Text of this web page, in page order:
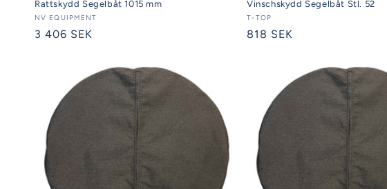
Rattskydd Segelbåt 1015 mm
Säljare:
NV EQUIPMENT
Ordinarie
3 406 SEK
Vinschskydd Segelbåt Stl. 52
Säljare:
T-TOP
Ordinarie
818 SEK